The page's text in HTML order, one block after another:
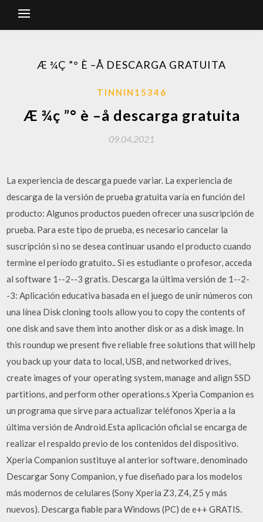
Æ ¾Ç ”° È –Å DESCARGA GRATUITA
TINNIN15346
Æ ¾ç ”° è –å descarga gratuita
09.04.2021
La experiencia de descarga puede variar. La experiencia de
descarga de la versión de prueba gratuita varía en función del
producto: Algunos productos pueden ofrecer una suscripción de
prueba. Para este tipo de prueba, es necesario cancelar la
suscripción si no se desea continuar usando el producto cuando
termine el período gratuito.. Si es estudiante o profesor, acceda
al software 1--2--3 gratis. Descarga la última versión de 1--2-
-3: Aplicación educativa basada en el juego de unir números con
una línea Disk cloning tools allow you to copy the contents of
one disk and save them into another disk or as a disk image. In
this roundup we present five reliable free solutions that will help
you back up your data to local, USB, and networked drives,
create images of your operating system, manage and align SSD
partitions, and perform other operations.s Xperia Companion es
un programa que sirve para actualizar teléfonos Xperia a la
última versión de Android.Esta aplicación oficial se encarga de
realizar el respaldo previo de los contenidos del dispositivo.
Xperia Companion sustituye al anterior software, denominado
Descargar Sony Companion, y fue diseñado para los modelos
más modernos de celulares (Sony Xperia Z3, Z4, Z5 y más
nuevos). Descarga fiable para Windows (PC) de e++ GRATIS.